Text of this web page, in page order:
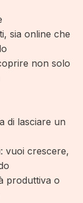
sia online che
non solo
di lasciare un
vuoi crescere,
produttiva o